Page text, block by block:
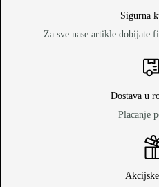
Sigurna
Za sve nase artikle dobijate
Dostava u
Placanje